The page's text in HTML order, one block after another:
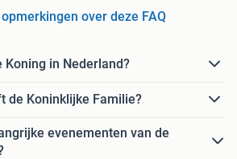
opmerkingen over deze FAQ
Koning in Nederland?
de Koninklijke Familie?
evenementen van de